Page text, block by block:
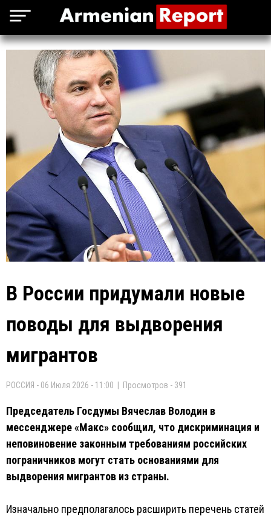
В России придумали новые
поводы для выдворения
мигрантов
РОССИЯ - 06 Июля 2026 - 11:00 | Просмотров - 391
Председатель Госдумы Вячеслав Володин в
мессенджере «Макс» сообщил, что дискриминация и
неповиновение законным требованиям российских
пограничников могут стать основаниями для
выдворения мигрантов из страны.
Изначально предполагалось расширить перечень статей